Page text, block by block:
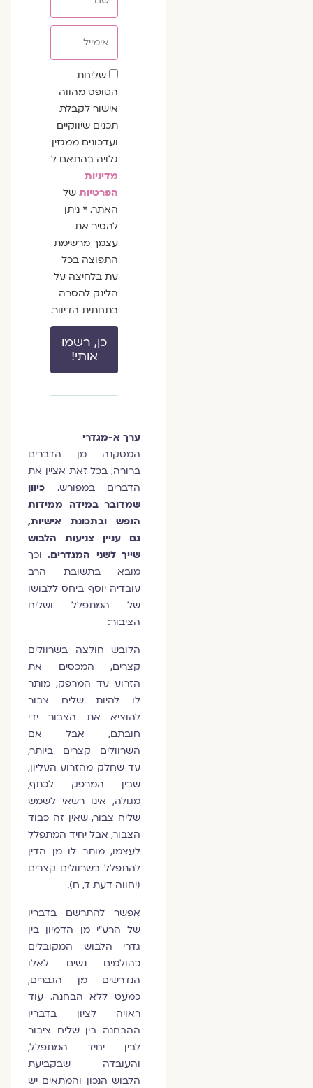
שדה
הסכמה
שליחת
הטופס מהווה
אישור לקבלת
תכנים שיווקיים
ועדכונים ממגזין
גלויה בהתאם ל
מדיניות
הפרטיותשל
האתר. * ניתן
להסיר את
עצמך מרשימת
התפוצה בכל
עת בלחיצה על
הלינק להסרה
בתחתית הדיוור.
כן, רשמו
אותי!
ערך א-מגדרי
המסקנה מן הדברים
ברורה, בכל זאת אציין את
הדברים במפורש.
כיוון
שמדובר במידה ממידות
הנפש ובתכונת אישיות,
גם עניין צניעות הלבוש
שייך לשני המגדרים.וכך
מובא בתשובת הרב
עובדיה יוסף ביחס ללבושו
של המתפלל ושליח
הציבור:
הלובש חולצה בשרוולים
קצרים, המכסים את
הזרוע עד המרפק, מותר
לו להיות שליח צבור
להוציא את הצבור ידי
חובתם, אבל אם
השרוולים קצרים ביותר,
עד שחלק מהזרוע העליון,
שבין המרפק לכתף,
מגולה, אינו רשאי לשמש
שליח צבור, שאין זה כבוד
הצבור, אבל יחיד המתפלל
לעצמו, מותר לו מן הדין
להתפלל בשרוולים קצרים
(יחווה דעת ד, ח).
אפשר להתרשם בדבריו
של הרע"י מן הדמיון בין
גדרי הלבוש המקובלים
כהולמים נשים לאלו
הנדרשים מן הגברים,
כמעט ללא הבחנה. עוד
ראויה לציון בדבריו
ההבחנה בין שליח ציבור
לבין יחיד המתפלל,
והעובדה שבקביעת
הלבוש הנכון והמתאים יש